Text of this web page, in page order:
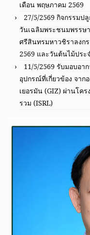
เดือน พฤษภาคม 2569
27/5/2569 กิจกรรมป
วันเฉลิมพระชนมพรรษ
ศรีสินทรมหาวชิราลงก
2569 และวันต้นไม้ประ
11/5/2569 รับมอบอา
อุปกรณ์ที่เกี่ยวข้อง จาก
เยอรมัน (GIZ) ผ่านโค
รวม (ISRL)